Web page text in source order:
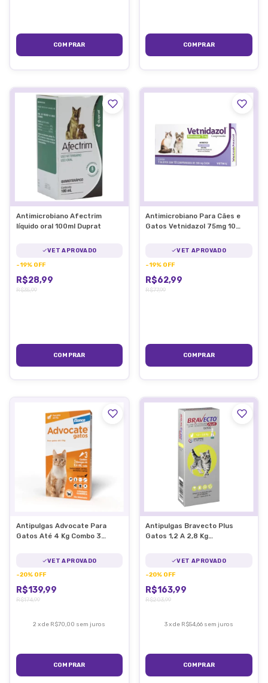
Antimicrobiano Afectrim
líquido oral 100ml Duprat
VET APROVADO
-19% OFF
R$28,99
R$35,99
Antimicrobiano Para Cães e
Gatos Vetnidazol 75mg 10
VET APROVADO
-19% OFF
R$62,99
R$77,99
Antipulgas Advocate Para
Gatos Até 4 Kg Combo 3
VET APROVADO
-20% OFF
R$139,99
R$174,99
2 xde R$70,00 sem juros
Antipulgas Bravecto Plus
Gatos 1,2 A 2,8 Kg
VET APROVADO
-20% OFF
R$163,99
R$203,99
3xde R$54,66 sem juros